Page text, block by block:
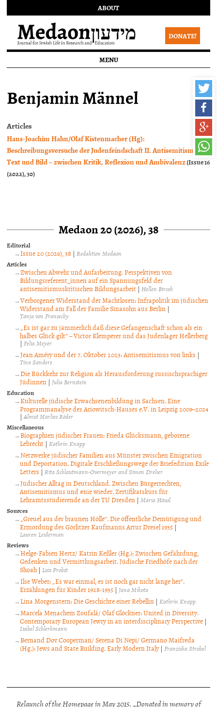
ABOUT
DONATE!
MENU
Benjamin Männel
Articles
Hans-Joachim Hahn/Olaf Kistenmacher (Hg):
Beschreibungsversuche der Judenfeindschaft II. Antisemitismus in
Text und Bild – zwischen Kritik, Reflexion und Ambivalenz(Issue 16
(2022), 30)
Medaon 20 (2026), 38
Editorial
Issue 20 (2026), 38 |Redaktion Medaon
Articles
Zwischen Abwehr und Aufarbeitung. Perspektiven von
Bildungsreferent_innen auf ein Spannungsfeld der
antisemitismuskritischen Bildungsarbeit | Hellen Bircok
Verborgener Widerstand der Machtlosen: Infrapolitik im jüdischen
Widerstand am Fall der Familie Sinasohn aus Berlin |
Tanja von Fransecky
„Es ist gar zu jämmerlich daß diese Gefangenschaft schon als ein
halbes Glück gilt“ – Victor Klemperer und das Judenlager Hellerberg
| Felix Meyer
Jean Améry und der 7. Oktober 2023: Antisemitismus von links |
Tina Sanders
Die Rückkehr zur Religion als Herausforderung russischsprachiger
Jüdinnen | Julia Bernstein
Education
Kulturelle jüdische Erwachsenenbildung in Sachsen. Eine
Programmanalyse des Ariowitsch-Hauses e.V. in Leipzig 2009–2024
|Almut Marlies Röder
Miscellaneous
Biographien jüdischer Frauen: Frieda Glücksmann, geborene
Lebrecht | Kathrin Knapp
Netzwerke jüdischer Familien aus Münster zwischen Emigration
und Deportation. Digitale Erschließungswege der Briefedition Exile
Letters | Rita Schlautmann-Overmeyer and Simon Dreher
Jüdischer Alltag in Deutschland. Zwischen Bürgerrechten,
Antisemitismus und #nie wieder. Zertifikatskurs für
Lehramtsstudierende an der TU Dresden | Maria Häusl
Sources
„Greuel aus der braunen Hölle“. Die öffentliche Demütigung und
Ermordung des Görlitzer Kaufmanns Artur Dresel 1935 |
Lauren Leiderman
Reviews
Helge-Fabien Hertz/ Katrin Keßler (Hg.): Zwischen Gefährdung,
Gedenken und Vermittlungsarbeit. Jüdische Friedhöfe nach der
Shoah | Luis Probst
Ilse Weber: „Es war einmal, es ist noch gar nicht lange her“.
Erzählungen für Kinder 1928-1935 | Jana Mikota
Lina Morgenstern: Die Geschichte einer Rebellin |Kathrin Knapp
Marcela Menachem Zoufalá/ Olaf Glöckner: United in Diversity.
Contemporary European Jewry in an interdisciplinary Perspective |
Isabel Schlerkmann
Bernand Dov Cooperman/ Serena Di Nepi/ Germano Maifreda
(Hg.): Jews and State Building. Early Modern Italy| Franziska Strobel
Relaunch of the Homepage in May 2015. „Donated in memory of